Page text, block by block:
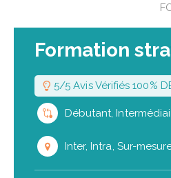
Formation
5/5 Avis Vérifiés 100%
Débutant,
Inter, Intra, Sur-